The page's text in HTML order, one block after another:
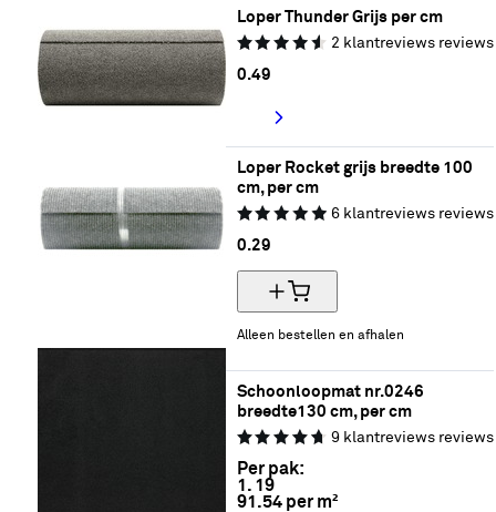
Loper Thunder Grijs per cm
2 klantreviews reviews
0.49
Loper Rocket grijs breedte 100
cm, per cm
6 klantreviews reviews
0.29
Alleen bestellen en afhalen
Schoonloopmat nr.0246
breedte130 cm, per cm
9 klantreviews reviews
Per pak:
1. 19
91.54 per m²